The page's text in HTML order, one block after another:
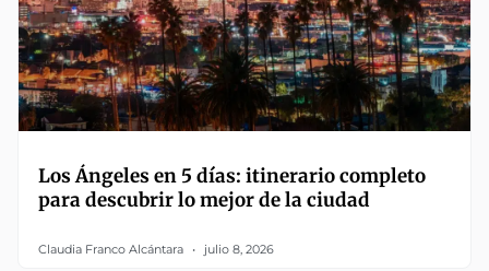
Los Ángeles en 5 días: itinerario completo
para descubrir lo mejor de la ciudad
Claudia Franco Alcántara julio 8, 2026